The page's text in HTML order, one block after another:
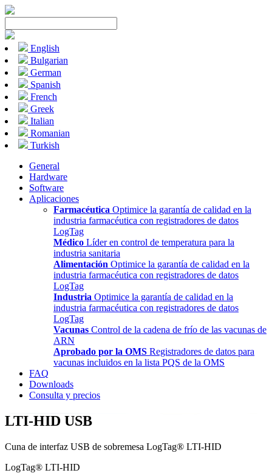
English
Bulgarian
German
Spanish
French
Greek
Italian
Romanian
Turkish
General
Hardware
Software
Aplicaciones
Farmacéutica Optimice la garantía de calidad en la
industria farmacéutica con registradores de datos
LogTag
Médico Líder en control de temperatura para la
industria sanitaria
Alimentación Optimice la garantía de calidad en la
industria farmacéutica con registradores de datos
LogTag
Industria Optimice la garantía de calidad en la
industria farmacéutica con registradores de datos
LogTag
Vacunas Control de la cadena de frío de las vacunas de
ARN
Aprobado por la OMS Registradores de datos para
vacunas incluidos en la lista PQS de la OMS
FAQ
Downloads
Consulta y precios
LTI-HID USB
Cuna de interfaz USB de sobremesa LogTag® LTI-HID
LogTag® LTI-HID